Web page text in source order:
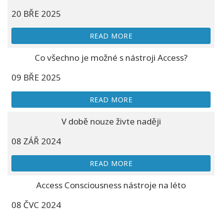
20 BŘE 2025
READ MORE
Co všechno je možné s nástroji Access?
09 BŘE 2025
READ MORE
V době nouze živte naději
08 ZÁŘ 2024
READ MORE
Access Consciousness nástroje na léto
08 ČVC 2024